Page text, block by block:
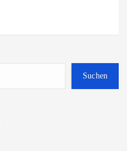
Suchen